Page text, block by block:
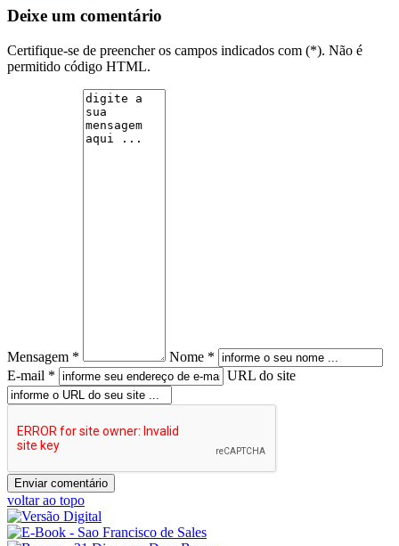
Deixe um comentário
Certifique-se de preencher os campos indicados com (*). Não é
permitido código HTML.
Mensagem *
Nome *
E-mail *
URL do site
voltar ao topo